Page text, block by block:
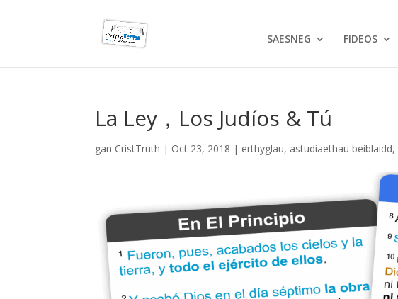
SAESNEG FIDEOS
La Ley，Los Judíos & Tú
gan CristTruth | Oct 23, 2018 | erthyglau, astudiaethau beiblaidd,